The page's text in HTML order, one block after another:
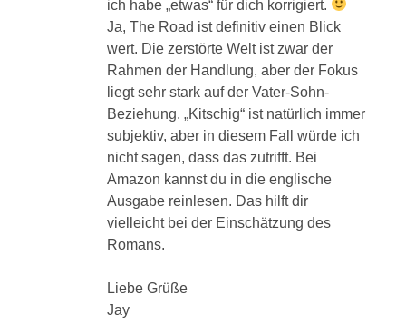
ich habe „etwas“ für dich korrigiert.
Ja, The Road ist definitiv einen Blick
wert. Die zerstörte Welt ist zwar der
Rahmen der Handlung, aber der Fokus
liegt sehr stark auf der Vater-Sohn-
Beziehung. „Kitschig“ ist natürlich immer
subjektiv, aber in diesem Fall würde ich
nicht sagen, dass das zutrifft. Bei
Amazon kannst du in die englische
Ausgabe reinlesen. Das hilft dir
vielleicht bei der Einschätzung des
Romans.
Liebe Grüße
Jay